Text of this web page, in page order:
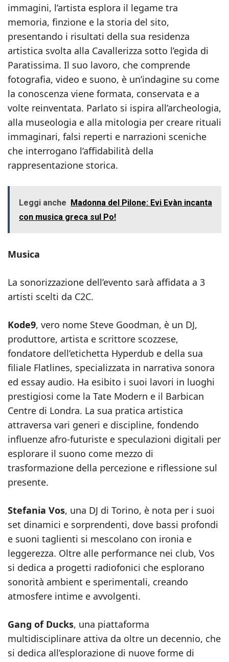
immagini, l’artista esplora il legame tra
memoria, finzione e la storia del sito,
presentando i risultati della sua residenza
artistica svolta alla Cavallerizza sotto l’egida di
Paratissima. Il suo lavoro, che comprende
fotografia, video e suono, è un’indagine su come
la conoscenza viene formata, conservata e a
volte reinventata. Parlato si ispira all’archeologia,
alla museologia e alla mitologia per creare rituali
immaginari, falsi reperti e narrazioni sceniche
che interrogano l’affidabilità della
rappresentazione storica.
Leggi anche Madonna del Pilone: Evi Evàn incanta
con musica greca sul Po!
Musica
La sonorizzazione dell’evento sarà affidata a 3
artisti scelti da C2C.
Kode9, vero nome Steve Goodman, è un DJ,
produttore, artista e scrittore scozzese,
fondatore dell’etichetta Hyperdub e della sua
filiale Flatlines, specializzata in narrativa sonora
ed essay audio. Ha esibito i suoi lavori in luoghi
prestigiosi come la Tate Modern e il Barbican
Centre di Londra. La sua pratica artistica
attraversa vari generi e discipline, fondendo
influenze afro-futuriste e speculazioni digitali per
esplorare il suono come mezzo di
trasformazione della percezione e riflessione sul
presente.
Stefania Vos, una DJ di Torino, è nota per i suoi
set dinamici e sorprendenti, dove bassi profondi
e suoni taglienti si mescolano con ironia e
leggerezza. Oltre alle performance nei club, Vos
si dedica a progetti radiofonici che esplorano
sonorità ambient e sperimentali, creando
atmosfere intime e avvolgenti.
Gang of Ducks, una piattaforma
multidisciplinare attiva da oltre un decennio, che
si dedica all’esplorazione di nuove forme di